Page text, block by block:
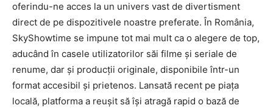
oferindu-ne acces la un univers vast de divertisment
direct de pe dispozitivele noastre preferate. În România,
SkyShowtime se impune tot mai mult ca o alegere de top,
aducând în casele utilizatorilor săi filme și seriale de
renume, dar și producții originale, disponibile într-un
format accesibil și prietenos. Lansată recent pe piața
locală, platforma a reușit să își atragă rapid o bază de